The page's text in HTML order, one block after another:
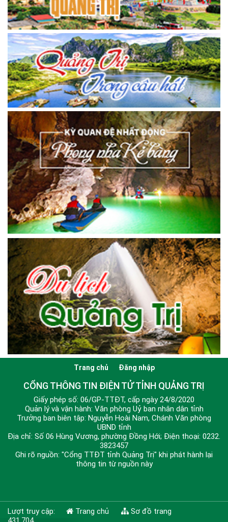
Trang chủ Đăng nhập
CỔNG THÔNG TIN ĐIỆN TỬ TỈNH QUẢNG TRỊ
Giấy phép số: 06/GP-TTĐT, cấp ngày 24/8/2020
Quản lý và vận hành: Văn phòng Uỷ ban nhân dân tỉnh
Trưởng ban biên tập: Nguyễn Hoài Nam, Chánh Văn phòng
UBND tỉnh
Địa chỉ: Số 06 Hùng Vương, phường Đồng Hới; Điện thoại: 0232.
3823457
Ghi rõ nguồn: "Cổng TTĐT tỉnh Quảng Trị" khi phát hành lại
thông tin từ nguồn này
Lượt truy cập:
Trang chủ
Sơ đồ trang